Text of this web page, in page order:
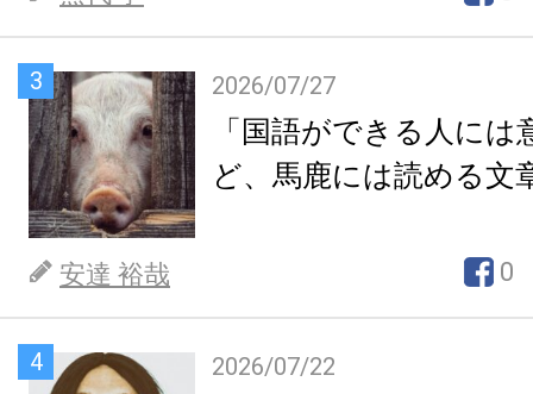
3 2026/07/27
「国語ができる人には
ど、馬鹿には読める文
安達 裕哉 0
4 2026/07/22